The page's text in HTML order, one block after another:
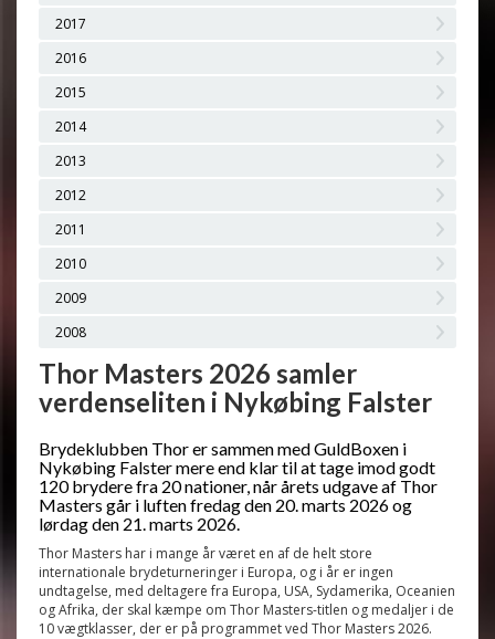
2017
2016
2015
2014
2013
2012
2011
2010
2009
2008
Thor Masters 2026 samler
verdenseliten i Nykøbing Falster
Brydeklubben Thor er sammen med GuldBoxen i
Nykøbing Falster mere end klar til at tage imod godt
120 brydere fra 20 nationer, når årets udgave af Thor
Masters går i luften fredag den 20. marts 2026 og
lørdag den 21. marts 2026.
Thor Masters har i mange år været en af de helt store
internationale brydeturneringer i Europa, og i år er ingen
undtagelse, med deltagere fra Europa, USA, Sydamerika, Oceanien
og Afrika, der skal kæmpe om Thor Masters-titlen og medaljer i de
10 vægtklasser, der er på programmet ved Thor Masters 2026.